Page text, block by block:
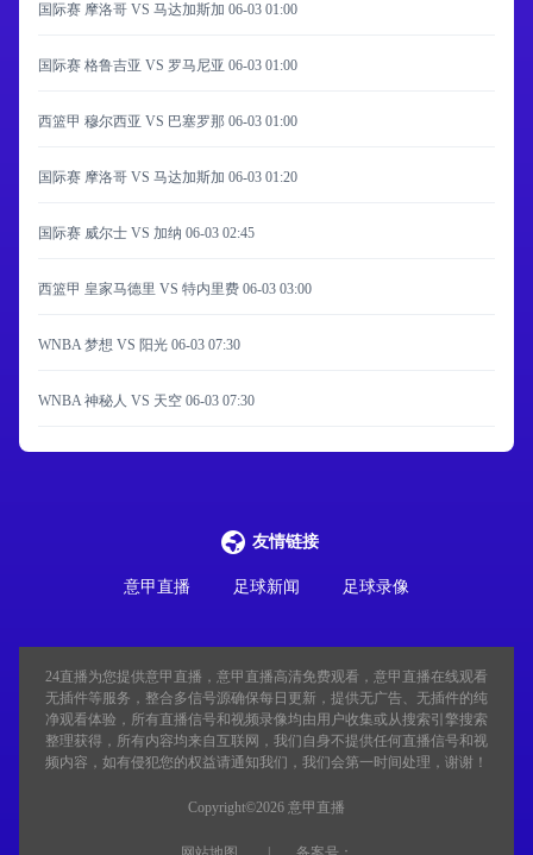
国际赛 摩洛哥 VS 马达加斯加 06-03 01:00
国际赛 格鲁吉亚 VS 罗马尼亚 06-03 01:00
西篮甲 穆尔西亚 VS 巴塞罗那 06-03 01:00
国际赛 摩洛哥 VS 马达加斯加 06-03 01:20
国际赛 威尔士 VS 加纳 06-03 02:45
西篮甲 皇家马德里 VS 特内里费 06-03 03:00
WNBA 梦想 VS 阳光 06-03 07:30
WNBA 神秘人 VS 天空 06-03 07:30
友情链接
意甲直播 足球新闻 足球录像
24直播为您提供意甲直播，意甲直播高清免费观看，意甲直播在线观看
无插件等服务，整合多信号源确保每日更新，提供无广告、无插件的纯
净观看体验，所有直播信号和视频录像均由用户收集或从搜索引擎搜索
整理获得，所有内容均来自互联网，我们自身不提供任何直播信号和视
频内容，如有侵犯您的权益请通知我们，我们会第一时间处理，谢谢！
Copyright©2026 意甲直播